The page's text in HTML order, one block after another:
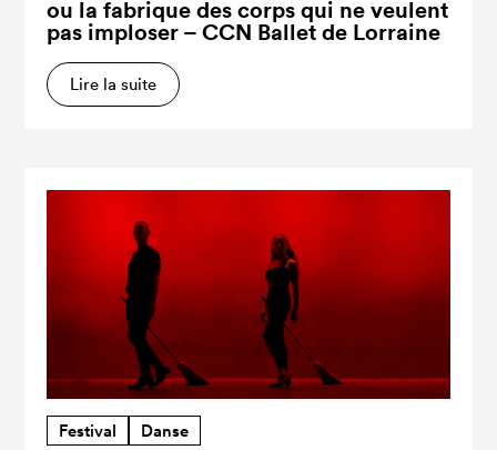
ou la fabrique des corps qui ne veulent
pas imploser – CCN Ballet de Lorraine
Lire la suite
Festival Danse